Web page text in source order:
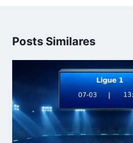
Posts Similares